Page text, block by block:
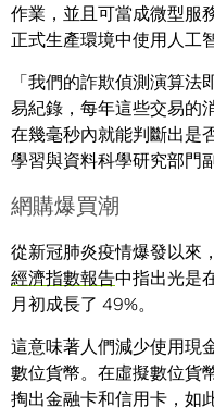
作業，並且可當成微型服
正式生產環境中使用人工
「我們的詐欺偵測演算
易紀錄，每年這些交易的
在幾毫秒內就能判斷出是
學習與資料科學研究部門
網購爆買潮
從新冠肺炎疫情爆發以來
經濟指數報告中指出光是
月初成長了 49%。
這意味著人們減少使用現
數位貨幣。在虛擬數位貨
掏出金融卡和信用卡，如